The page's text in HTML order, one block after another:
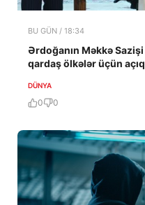
BU GÜN / 18:34
Ərdoğanın Məkkə Sazişi
qardaş ölkələr üçün
DÜNYA
0 0